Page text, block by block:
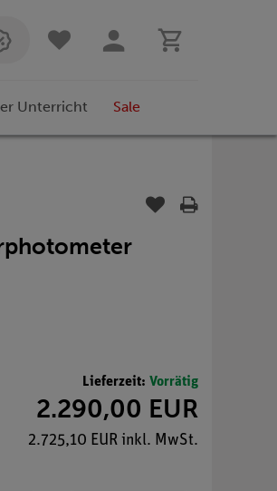
Unterricht Sale
Lieferzeit: Vorrätig
2.290,00 EUR
2.725,10 EUR inkl. MwSt.